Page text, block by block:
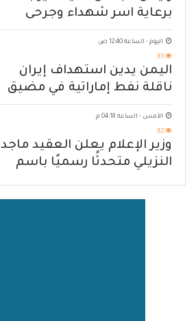
برعاية اسر شهداء وجرحى
الهجوم الإرهابي الحوثي والرد
الحازم على مصدر التهديد
اليوم - الساعة 12:40 ص
83
اليمن يدين استهداف إيران
ناقلة نفط إماراتية في مضيق
هرمز
الأمس - الساعة 04:18 م
82
وزير الإعلام يعلن العقيد ماجد
النزيلي متحدثًا رسميًا باسم